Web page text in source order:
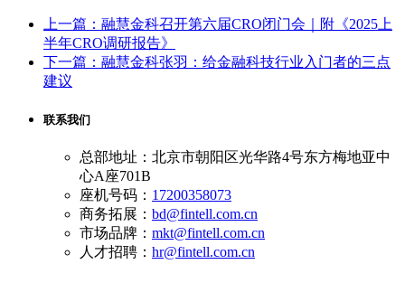
上一篇：融慧金科召开第六届CRO闭门会｜附《2025上
半年CRO调研报告》
下一篇：融慧金科张羽：给金融科技行业入门者的三点
建议
联系我们
总部地址：北京市朝阳区光华路4号东方梅地亚中
心A座701B
座机号码： 17200358073
商务拓展： bd@fintell.com.cn
市场品牌： mkt@fintell.com.cn
人才招聘： hr@fintell.com.cn